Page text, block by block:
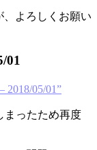
、よろしくお願い
01
2018/05/01”
まったため再度